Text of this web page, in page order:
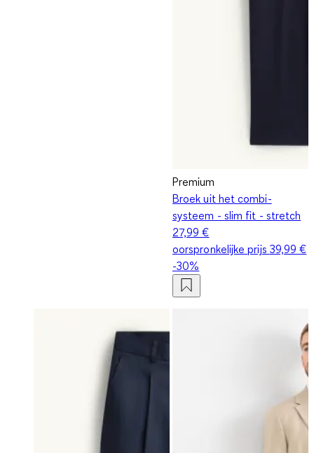
Premium
Broek uit het combi-
systeem - slim fit - stretch
27,99 €
oorspronkelijke prijs 39,99 €
-30%